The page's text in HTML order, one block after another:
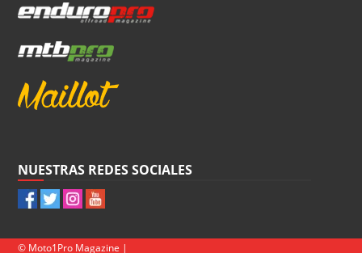
NUESTRAS REDES SOCIALES
© Moto1Pro Magazine |